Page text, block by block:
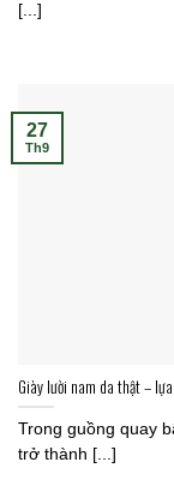
[...]
Giày lười nam da thật –
Trong guồng quay
trở thành [...]
27
Th9